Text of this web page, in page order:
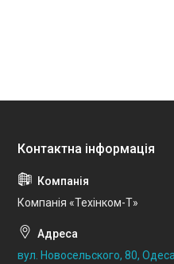
Компанія «Техінком-Т»
вул. Новосельского, 80,